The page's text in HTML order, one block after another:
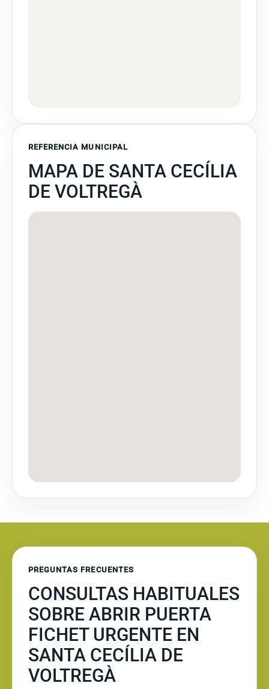
REFERENCIA MUNICIPAL
MAPA DE SANTA CECÍLIA
DE VOLTREGÀ
PREGUNTAS FRECUENTES
CONSULTAS HABITUALES
SOBRE ABRIR PUERTA
FICHET URGENTE EN
SANTA CECÍLIA DE
VOLTREGÀ